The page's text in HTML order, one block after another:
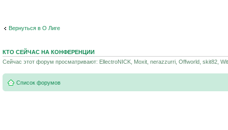
Вернуться в О Лиге
КТО СЕЙЧАС НА КОНФЕРЕНЦИИ
Сейчас этот форум просматривают: EllectroNICK, Moxit, nerazzurri, Offworld, skit82,
Список форумов